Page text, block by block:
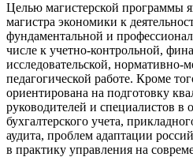
Целью магистерской программы
магистра экономики к
фундаментальной и
числе к учетно-контрольной,
исследовательской, нормативно-
педагогической работе. Кроме
ориентирована на подготовку
руководителей и специалистов в
бухгалтерского учета,
аудита, проблем адаптации
в практику управления на